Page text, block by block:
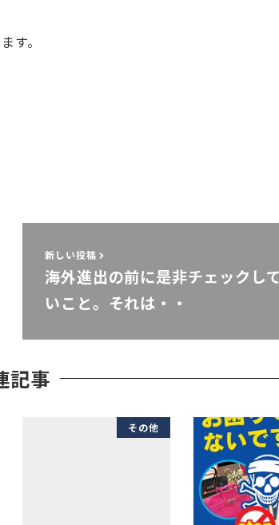
す。
新しい投稿
海外進出の前に是非チェックし
いこと。それは・・
記事
その他